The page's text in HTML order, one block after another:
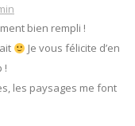
bien rempli !
Je vous félicite d’en
!
les paysages me font